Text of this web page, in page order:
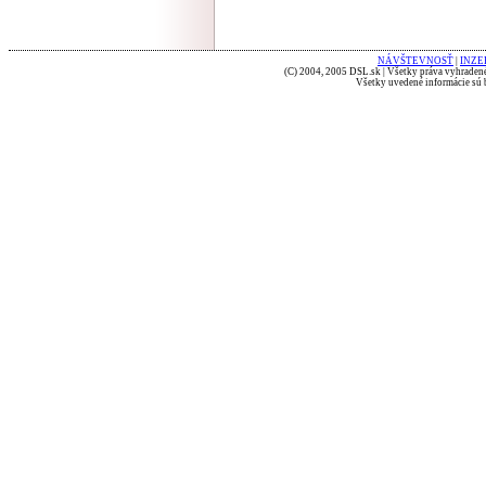
NÁVŠTEVNOSŤ
(C) 2004, 2005 DSL.sk | Všetky práva
Všetky uvedené informácie sú